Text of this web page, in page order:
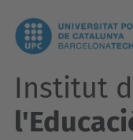
Institut